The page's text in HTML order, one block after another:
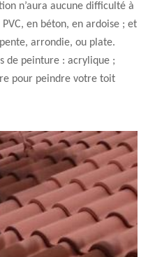
n’aura aucune difficulté à
en béton, en ardoise ; et
arrondie, ou plate.
de peinture : acrylique ;
pour peindre votre toit